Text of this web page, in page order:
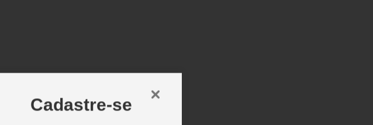
Cadastre-se